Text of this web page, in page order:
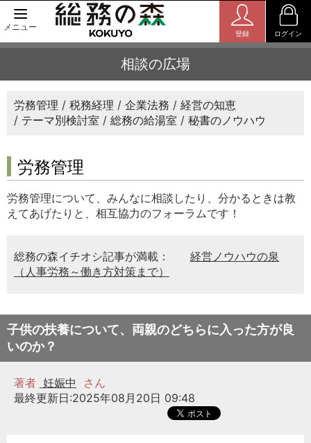
メニュー
登録 ログイン
相談の広場
労務管理 税務経理 企業法務
経営の知恵
テーマ別検討室
総務の給湯室 秘書のノウハウ
労務管理
労務管理について、みんなに相談したり、分かるときは教
えてあげたりと、相互協力のフォーラムです！
総務の森イチオシ記事が満載：
経営ノウハウの泉
（人事労務～働き方対策まで）
子供の扶養について、両親のどちらに入った方が良
いのか？
著者 妊娠中
さん
最終更新日:2025年08月20日 09:48